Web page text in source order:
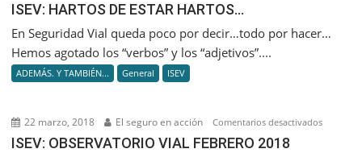
ISEV: HARTOS DE ESTAR HARTOS…
En Seguridad Vial queda poco por decir…todo por hacer…
Hemos agotado los “verbos” y los “adjetivos”....
ADEMÁS. Y TAMBIÉN... General ISEV
22 marzo, 2018 El seguro en acción Comentarios desactivadosen
ISEV: OBSERVATORIO VIAL FEBRERO 2018